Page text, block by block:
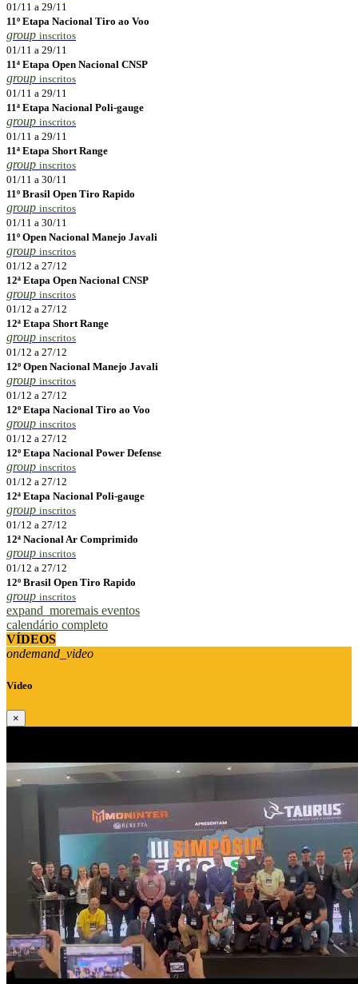
01/11 a 29/11
11º Etapa Nacional Tiro ao Voo
group inscritos
01/11 a 29/11
11ª Etapa Open Nacional CNSP
group inscritos
01/11 a 29/11
11ª Etapa Nacional Poli-gauge
group inscritos
01/11 a 29/11
11ª Etapa Short Range
group inscritos
01/11 a 30/11
11º Brasil Open Tiro Rapido
group inscritos
01/11 a 30/11
11º Open Nacional Manejo Javali
group inscritos
01/12 a 27/12
12ª Etapa Open Nacional CNSP
group inscritos
01/12 a 27/12
12ª Etapa Short Range
group inscritos
01/12 a 27/12
12º Open Nacional Manejo Javali
group inscritos
01/12 a 27/12
12º Etapa Nacional Tiro ao Voo
group inscritos
01/12 a 27/12
12º Etapa Nacional Power Defense
group inscritos
01/12 a 27/12
12ª Etapa Nacional Poli-gauge
group inscritos
01/12 a 27/12
12ª Nacional Ar Comprimido
group inscritos
01/12 a 27/12
12º Brasil Open Tiro Rapido
group inscritos
expand_moremais eventos
calendário completo
VÍDEOS
ondemand_video
Vídeo
×